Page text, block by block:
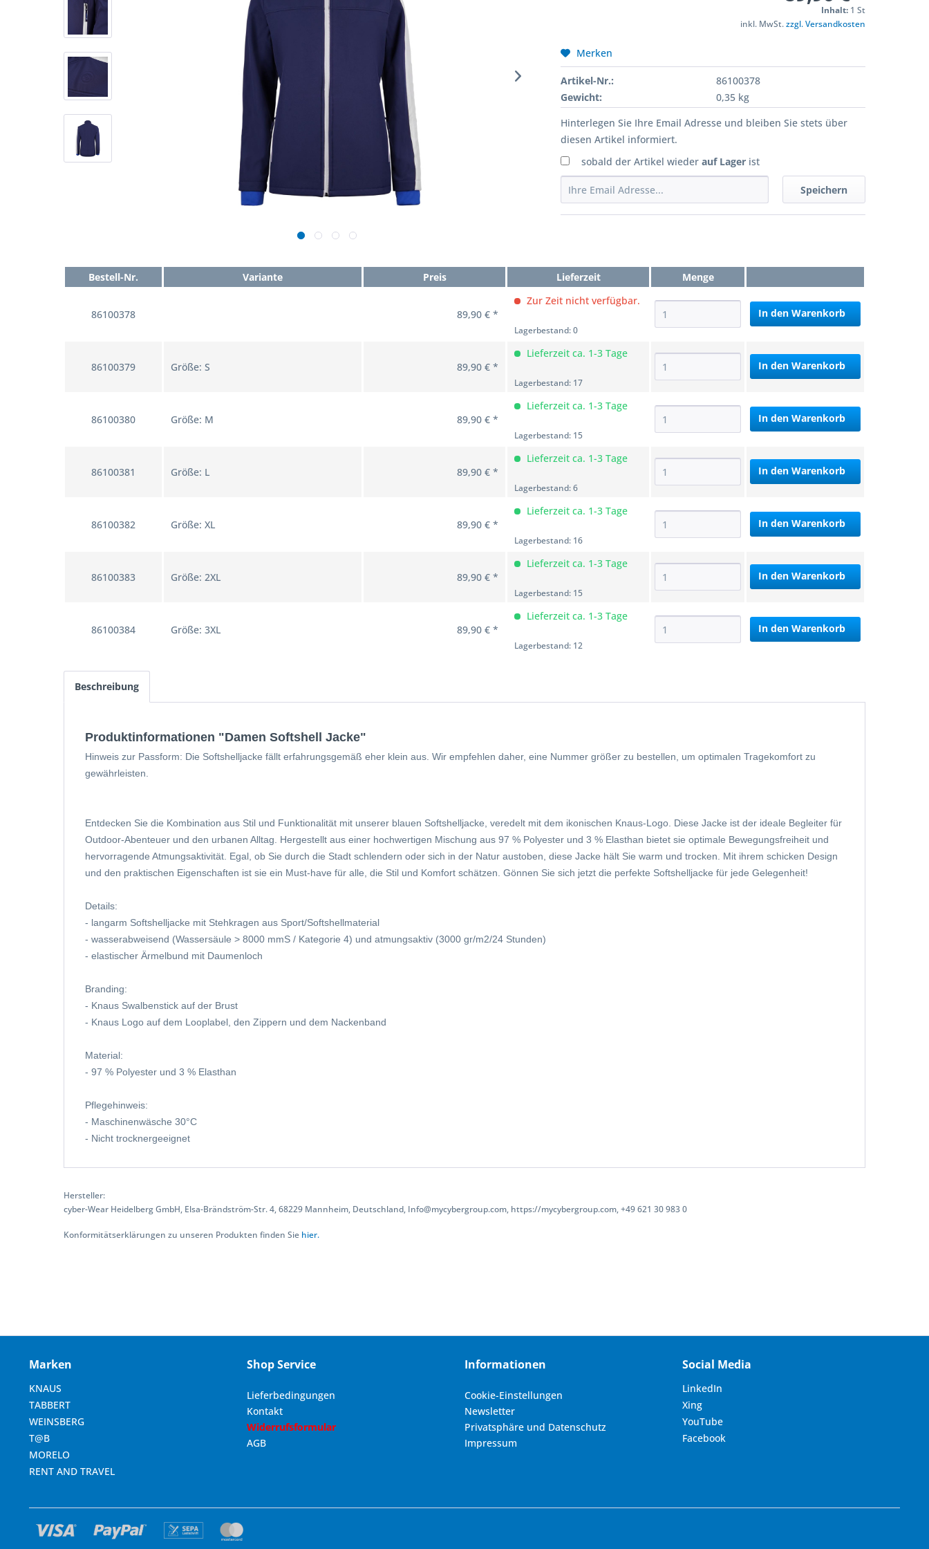
Inhalt: 1 St
inkl. MwSt.zzgl. Versandkosten
Merken
Artikel-Nr.:
86100378
Gewicht:
0,35 kg
Hinterlegen Sie Ihre Email Adresse und bleiben Sie stets über
diesen Artikel informiert.
sobald der Artikel wiederauf Lager ist
Speichern
Bestell-Nr. Variante Preis Lieferzeit Menge
86100378 89,90 € *
Zur Zeit nicht verfügbar.
Lagerbestand: 0
In den Warenkorb
86100379 Größe: S 89,90 € *
Lieferzeit ca. 1-3 Tage
Lagerbestand: 17
In den Warenkorb
86100380 Größe: M 89,90 € *
Lieferzeit ca. 1-3 Tage
Lagerbestand: 15
In den Warenkorb
86100381 Größe: L 89,90 € *
Lieferzeit ca. 1-3 Tage
Lagerbestand: 6
In den Warenkorb
86100382 Größe: XL 89,90 € *
Lieferzeit ca. 1-3 Tage
Lagerbestand: 16
In den Warenkorb
86100383 Größe: 2XL 89,90 € *
Lieferzeit ca. 1-3 Tage
Lagerbestand: 15
In den Warenkorb
86100384 Größe: 3XL 89,90 € *
Lieferzeit ca. 1-3 Tage
Lagerbestand: 12
In den Warenkorb
Beschreibung
Produktinformationen "Damen Softshell Jacke"
Hinweis zur Passform: Die Softshelljacke fällt erfahrungsgemäß eher klein aus. Wir empfehlen daher, eine Nummer größer zu bestellen, um optimalen Tragekomfort zu
gewährleisten.
Entdecken Sie die Kombination aus Stil und Funktionalität mit unserer blauen Softshelljacke, veredelt mit dem ikonischen Knaus-Logo. Diese Jacke ist der ideale Begleiter für
Outdoor-Abenteuer und den urbanen Alltag. Hergestellt aus einer hochwertigen Mischung aus 97 % Polyester und 3 % Elasthan bietet sie optimale Bewegungsfreiheit und
hervorragende Atmungsaktivität. Egal, ob Sie durch die Stadt schlendern oder sich in der Natur austoben, diese Jacke hält Sie warm und trocken. Mit ihrem schicken Design
und den praktischen Eigenschaften ist sie ein Must-have für alle, die Stil und Komfort schätzen. Gönnen Sie sich jetzt die perfekte Softshelljacke für jede Gelegenheit!
Details:
- langarm Softshelljacke mit Stehkragen aus Sport/Softshellmaterial
- wasserabweisend (Wassersäule > 8000 mmS / Kategorie 4) und atmungsaktiv (3000 gr/m2/24 Stunden)
- elastischer Ärmelbund mit Daumenloch
Branding:
- Knaus Swalbenstick auf der Brust
- Knaus Logo auf dem Looplabel, den Zippern und dem Nackenband
Material:
- 97 % Polyester und 3 % Elasthan
Pflegehinweis:
- Maschinenwäsche 30°C
- Nicht trocknergeeignet
Hersteller:
cyber-Wear Heidelberg GmbH, Elsa-Brändström-Str. 4, 68229 Mannheim, Deutschland, Info@mycybergroup.com, https://mycybergroup.com, +49 621 30 983 0
Konformitätserklärungen zu unseren Produkten finden Sie hier.
Marken
KNAUS
TABBERT
WEINSBERG
T@B
MORELO
RENT AND TRAVEL
Shop Service
Lieferbedingungen
Kontakt
Widerrufsformular
AGB
Informationen
Cookie-Einstellungen
Newsletter
Privatsphäre und Datenschutz
Impressum
Social Media
LinkedIn
Xing
YouTube
Facebook